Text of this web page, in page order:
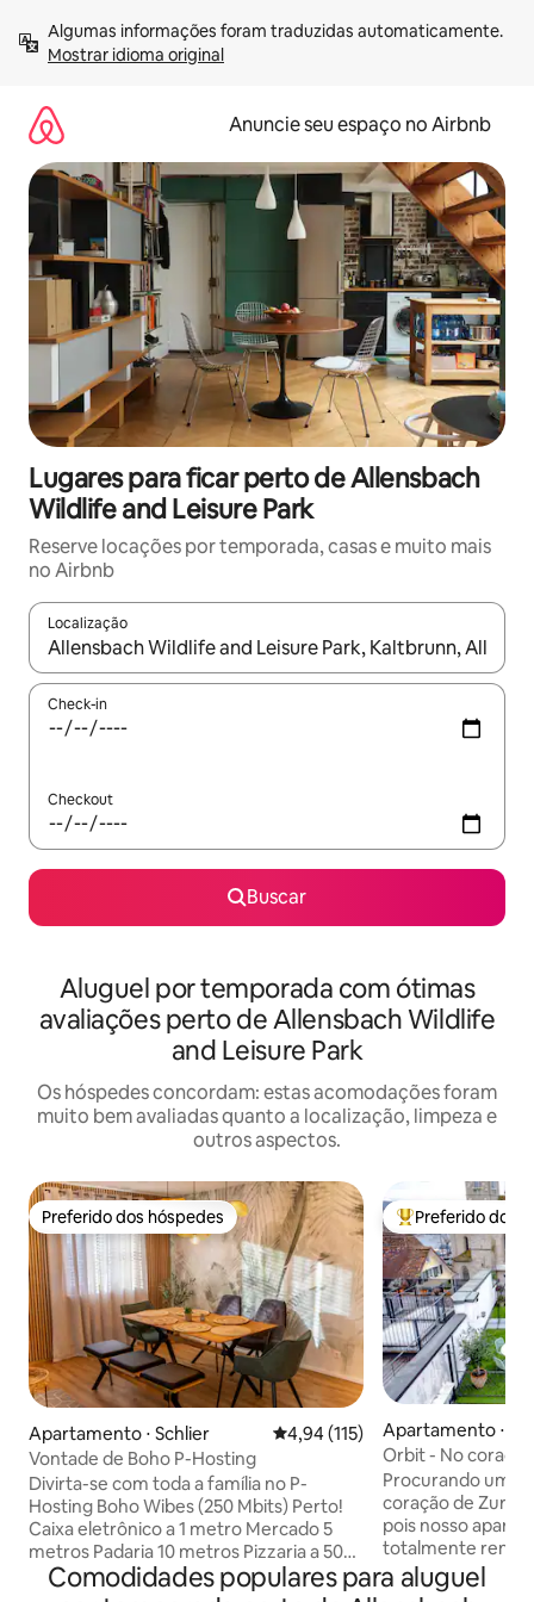
para
Mostrar idioma original
Anuncie seu espaço no Airbnb
Lugares para ficar perto de Allensbach
Wildlife and Leisure Park
Reserve locações por temporada, casas e muito mais
no Airbnb
Localização
Quando os resultados estiverem disponíveis, explore-os
Check-in
Checkout
Buscar
Aluguel por temporada com ótimas
avaliações perto de Allensbach Wildlife
and Leisure Park
Os hóspedes concordam: estas acomodações foram
muito bem avaliadas quanto a localização, limpeza e
outros aspectos.
Preferido dos hóspedes
Preferido dos hóspedes
Apartamento ⋅ Schlier 4,94 de uma avaliação média de
4,94 (115)
Vontade de Boho P-Hosting
Divirta-se com toda a família no P-
Hosting Boho Wibes (250 Mbits) Perto!
Caixa eletrônico a 1 metro Mercado 5
metros Padaria 10 metros Pizzaria a 50
metros de distância Parque infantil a 50
metros de distância Igreja a 50 metros
Entre os
Preferido dos
Apartamento ⋅
Orbit - No
Procurando uma
coração de
pois nosso
totalmente
Münsterhof. Com
confortáveis,
Comodidades populares para aluguel